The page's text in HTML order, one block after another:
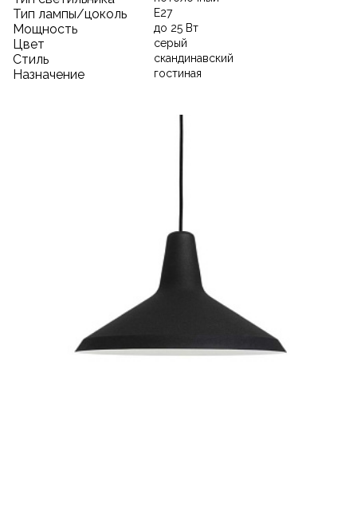
Тип лампы/цоколь E27
Мощность до 25 Вт
Цвет серый
Стиль скандинавский
Назначение гостиная